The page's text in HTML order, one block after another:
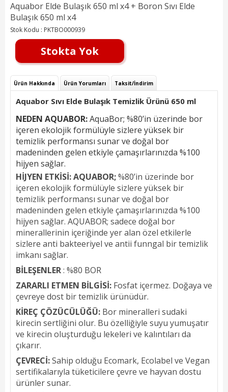
Aquabor Elde Bulaşık 650 ml x4 + Boron Sıvı Elde
Bulaşık 650 ml x4
Stok Kodu : PKTBO000939
Stokta Yok
Ürün Hakkında Ürün Yorumları Taksit/İndirim
Aquabor Sıvı Elde Bulaşık Temizlik Ürünü 650 ml
NEDEN AQUABOR:AquaBor; %80’in üzerinde bor
içeren ekolojik formülüyle sizlere yüksek bir
temizlik performansı sunar ve doğal bor
madeninden gelen etkiyle çamaşırlarınızda %100
hijyen sağlar.
HİJYEN ETKİSİ: AQUABOR;%80’in üzerinde bor
içeren ekolojik formülüyle sizlere yüksek bir
temizlik performansı sunar ve doğal bor
madeninden gelen etkiyle çamaşırlarınızda %100
hijyen sağlar. AQUABOR; sadece doğal bor
minerallerinin içeriğinde yer alan özel etkilerle
sizlere anti bakteeriyel ve antii funngal bir temizlik
imkanı sağlar.
BİLEŞENLER: %80 BOR
ZARARLI ETMEN BİLGİSİ: Fosfat içermez. Doğaya ve
çevreye dost bir temizlik ürünüdür.
KİREÇ ÇÖZÜCÜLÜĞÜ: Bor mineralleri sudaki
kirecin sertliğini olur. Bu özelliğiyle suyu yumuşatır
ve kirecin oluşturduğu lekeleri ve kalıntıları da
çıkarır.
ÇEVRECİ:Sahip olduğu Ecomark, Ecolabel ve Vegan
sertifikalarıyla tüketicilere çevre ve hayvan dostu
ürünler sunar.